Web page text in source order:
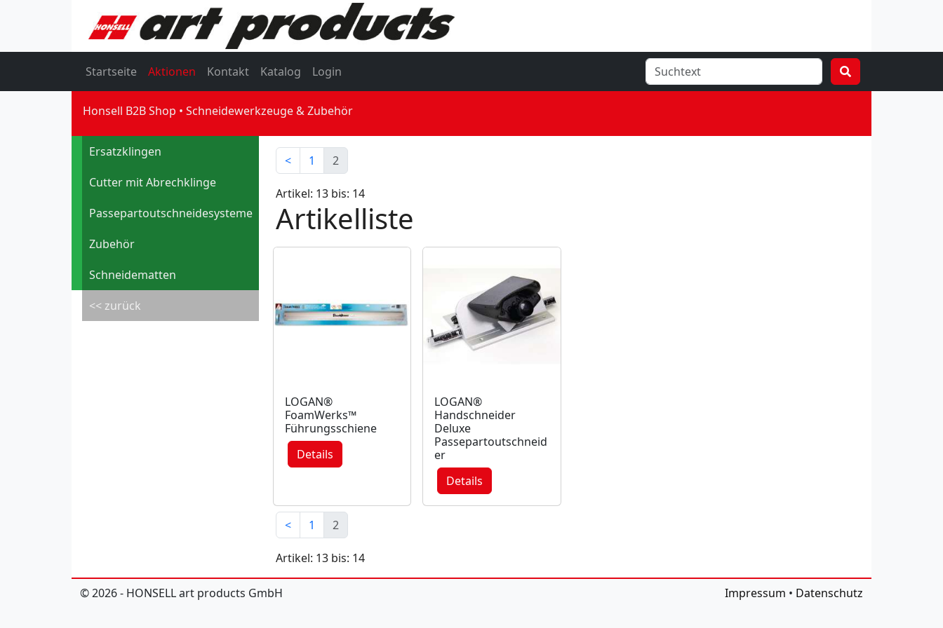
Startseite Aktionen Kontakt Katalog Login
Honsell B2B Shop Schneidewerkzeuge & Zubehör
Ersatzklingen
Cutter mit Abrechklinge
Passepartoutschneidesysteme
Zubehör
Schneidematten
<< zurück
< 1 2
Artikel: 13 bis: 14
Artikelliste
LOGAN®
FoamWerks™
Führungsschiene
Details
LOGAN®
Handschneider
Deluxe
Passepartoutschneid
er
Details
< 1 2
Artikel: 13 bis: 14
© 2026 - HONSELL art products GmbH Impressum • Datenschutz